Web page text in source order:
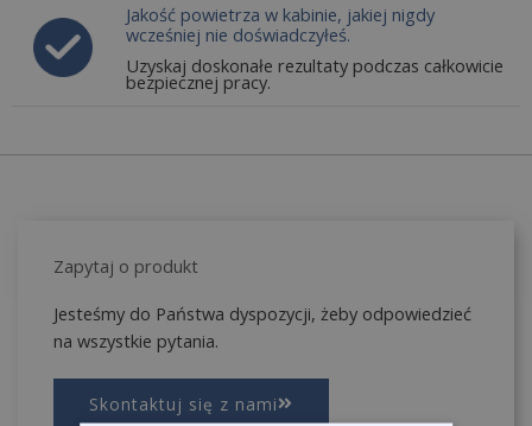
Jakość powietrza w kabinie, jakiej nigdy
wcześniej nie doświadczyłeś.
Uzyskaj doskonałe rezultaty podczas całkowicie
bezpiecznej pracy.
Zapytaj o produkt
Jesteśmy do Państwa dyspozycji, żeby odpowiedzieć
na wszystkie pytania.
Skontaktuj się z nami